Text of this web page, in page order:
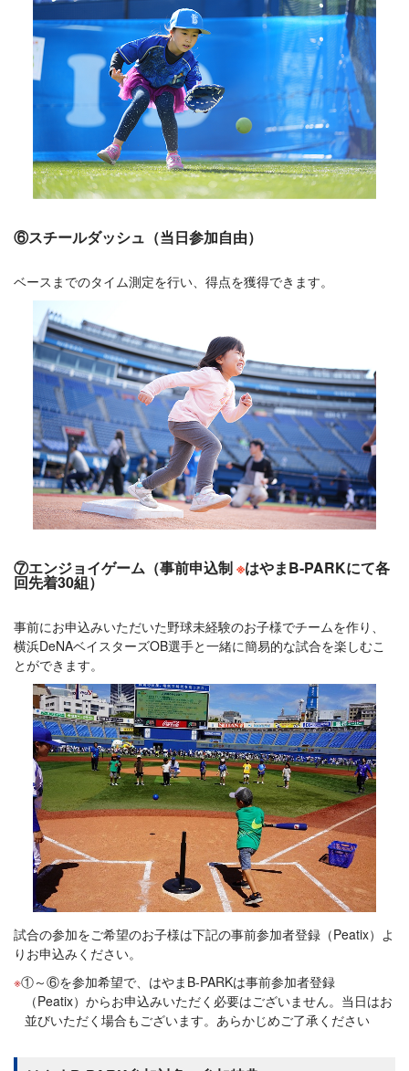
⑥スチールダッシュ（当日参加自由）
ベースまでのタイム測定を行い、得点を獲得できます。
⑦エンジョイゲーム（事前申込制※はやまB-PARKにて各
回先着30組）
事前にお申込みいただいた野球未経験のお子様でチームを作り、
横浜DeNAベイスターズOB選手と一緒に簡易的な試合を楽しむこ
とができます。
試合の参加をご希望のお子様は下記の事前参加者登録（Peatix）よ
りお申込みください。
①～⑥を参加希望で、はやまB-PARKは事前参加者登録
（Peatix）からお申込みいただく必要はございません。当日はお
並びいただく場合もございます。あらかじめご了承ください